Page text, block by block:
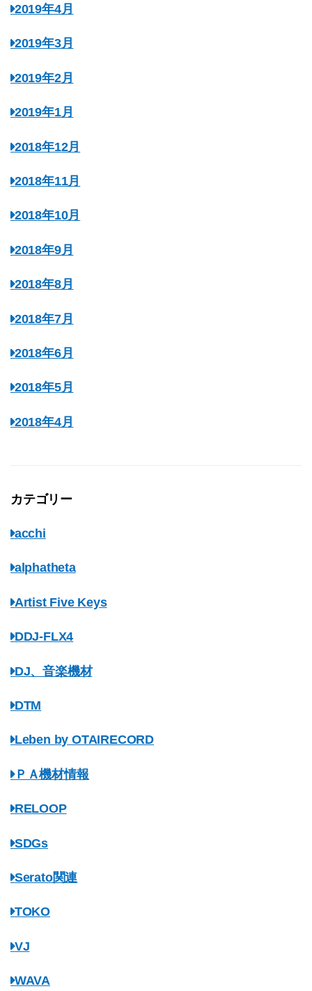
2019年4月
2019年3月
2019年2月
2019年1月
2018年12月
2018年11月
2018年10月
2018年9月
2018年8月
2018年7月
2018年6月
2018年5月
2018年4月
カテゴリー
acchi
alphatheta
Artist Five Keys
DDJ-FLX4
DJ、音楽機材
DTM
Leben by OTAIRECORD
ＰＡ機材情報
RELOOP
SDGs
Serato関連
TOKO
VJ
WAVA